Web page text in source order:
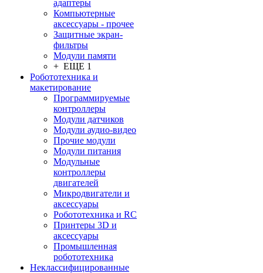
адаптеры
Компьютерные
аксессуары - прочее
Защитные экран-
фильтры
Модули памяти
+ ЕЩЕ 1
Робототехника и
макетирование
Программируемые
контроллеры
Модули датчиков
Модули аудио-видео
Прочие модули
Модули питания
Модульные
контроллеры
двигателей
Микродвигатели и
аксессуары
Робототехника и RC
Принтеры 3D и
аксессуары
Промышленная
робототехника
Неклассифицированные